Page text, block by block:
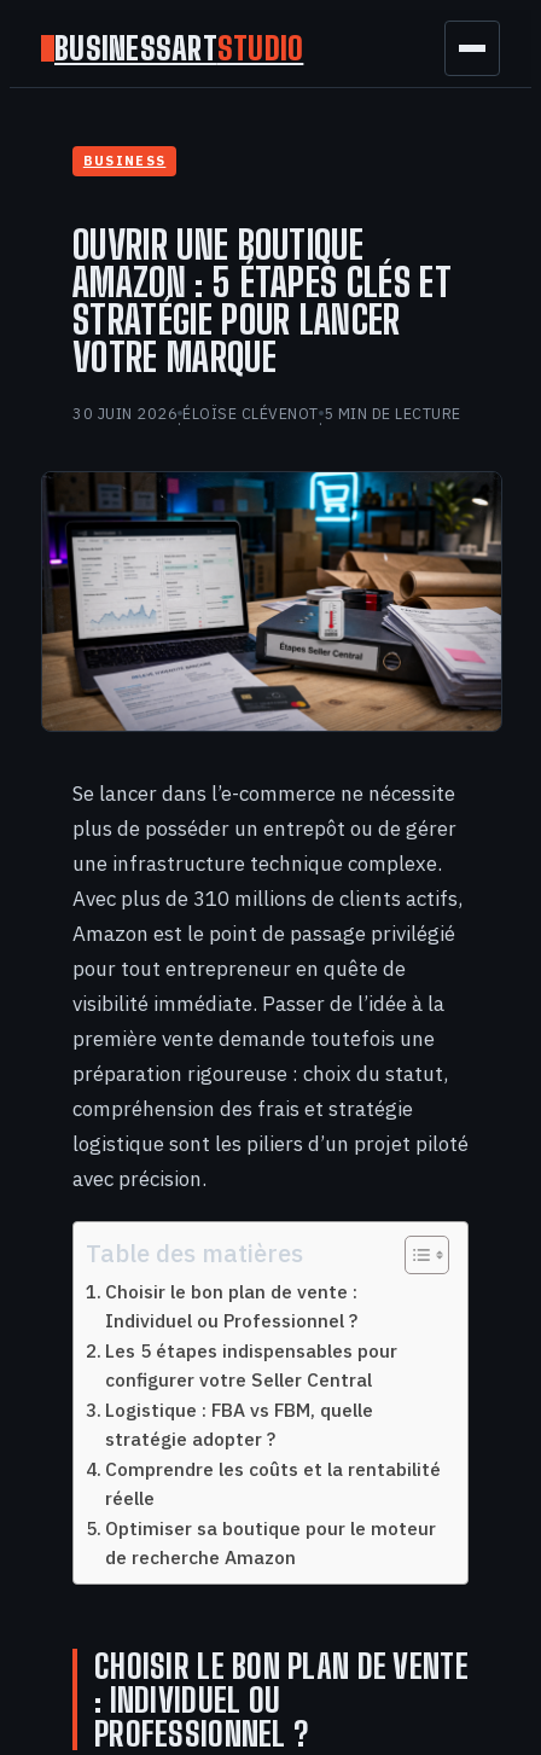
BUSINESSARTSTUDIO
FINANCE
TECH
BUSINESS
OUVRIR UNE BOUTIQUE
AMAZON : 5 ÉTAPES CLÉS ET
STRATÉGIE POUR LANCER
VOTRE MARQUE
30 JUIN 2026·ÉLOÏSE CLÉVENOT·5 MIN DE LECTURE
Se lancer dans l’e-commerce ne nécessite
plus de posséder un entrepôt ou de gérer
une infrastructure technique complexe.
Avec plus de 310 millions de clients actifs,
Amazon est le point de passage privilégié
pour tout entrepreneur en quête de
visibilité immédiate. Passer de l’idée à la
première vente demande toutefois une
préparation rigoureuse : choix du statut,
compréhension des frais et stratégie
logistique sont les piliers d’un projet piloté
avec précision.
Table des matières
Choisir le bon plan de vente :
Individuel ou Professionnel ?
Les 5 étapes indispensables pour
configurer votre Seller Central
Logistique : FBA vs FBM, quelle
stratégie adopter ?
Comprendre les coûts et la rentabilité
réelle
Optimiser sa boutique pour le moteur
de recherche Amazon
CHOISIR LE BON PLAN DE VENTE
: INDIVIDUEL OU
PROFESSIONNEL ?